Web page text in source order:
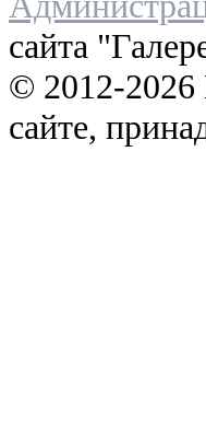
сайта
© 2012-2026
сайте,